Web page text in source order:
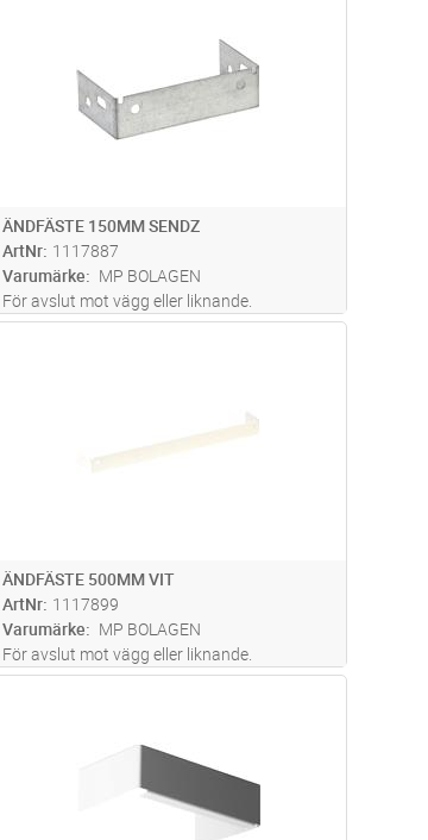
ÄNDFÄSTE 150MM SENDZ
ArtNr 1117887
Varumärke
MP BOLAGEN
För avslut mot vägg eller liknande.
ÄNDFÄSTE 500MM VIT
ArtNr 1117899
Varumärke
MP BOLAGEN
För avslut mot vägg eller liknande.